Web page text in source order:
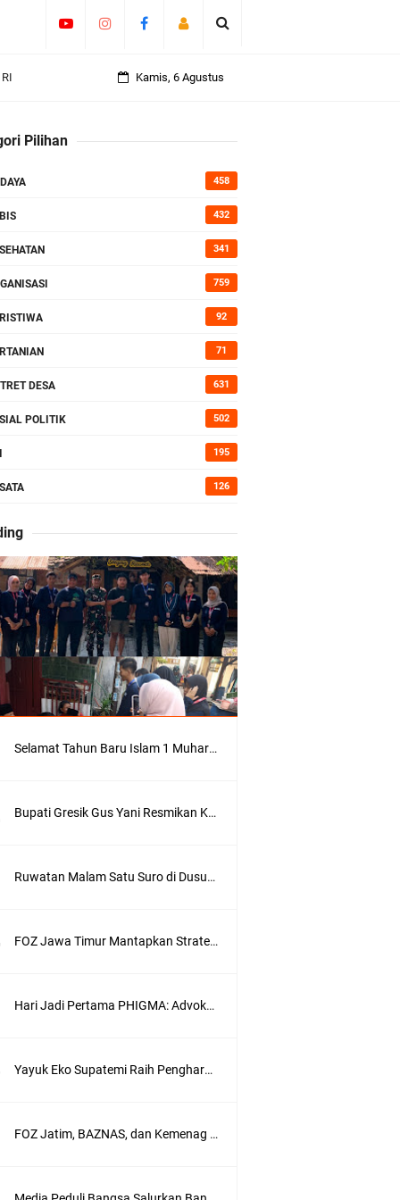
Bumi
di
Kamis, 6 Agustus
Pilihan
458
432
341
759
92
71
DESA 631
POLITIK 502
195
126
Selamat Tahun Baru Islam 1 Muharram 1448 H: Pesan Hijrah Drs. H. Husnul Aqib, M.M. untuk Negeri
Bupati Gresik Gus Yani Resmikan Kantor Desa Sidoraharjo: Simbol Komitmen Pelayanan Publik dan Kepedulian Sosial
Ruwatan Malam Satu Suro di Dusun Kedungsekar Lor, Tradisi Luhur yang Terus Istiqomah
FOZ Jawa Timur Mantapkan Strategi Semester II 2026, Fokus pada Penguatan SDM Amil dan Kolaborasi BerdampakNarasi
Hari Jadi Pertama PHIGMA: Advokat dan LBH Perkuat Soliditas di Jakarta
Yayuk Eko Supatemi Raih Penghargaan IGA Jatim, Inovasi Wayang Kulit untuk Anak Berkebutuhan Khusus
FOZ Jatim, BAZNAS, dan Kemenag Salurkan 22.456 Bingkisan Lebaran Yatim Serentak di Berbagai Daerah di Jawa Timur